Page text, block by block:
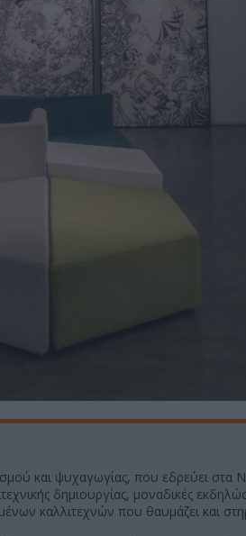
και ψυχαγωγίας, που εδρεύει στα
δημιουργίας, μοναδικές
καλλιτεχνών που θαυμάζει και